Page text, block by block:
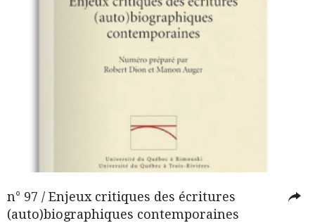
n° 97 / Enjeux critiques des écritures
(auto)biographiques contemporaines